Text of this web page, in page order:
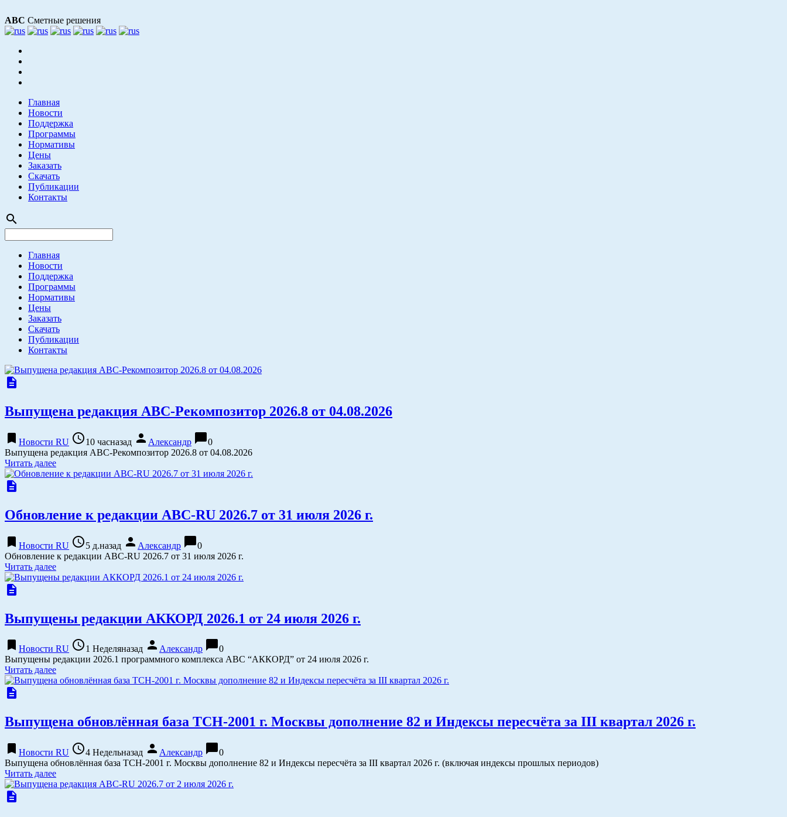
АВС Сметные решения
Главная
Новости
Поддержка
Программы
Нормативы
Цены
Заказать
Скачать
Публикации
Контакты
search
Главная
Новости
Поддержка
Программы
Нормативы
Цены
Заказать
Скачать
Публикации
Контакты
description
Выпущена редакция АВС-Рекомпозитор 2026.8 от 04.08.2026
bookmark Новости RU access_time10 часназад person Александр chat_bubble0
Выпущена редакция АВС-Рекомпозитор 2026.8 от 04.08.2026
Читать далее
description
Обновление к редакции АВС-RU 2026.7 от 31 июля 2026 г.
bookmark Новости RU access_time5 д.назад person Александр chat_bubble0
Обновление к редакции АВС-RU 2026.7 от 31 июля 2026 г.
Читать далее
description
Выпущены редакции АККОРД 2026.1 от 24 июля 2026 г.
bookmark Новости RU access_time1 Неделяназад person Александр chat_bubble0
Выпущены редакции 2026.1 программного комплекса АВС “АККОРД” от 24 июля 2026 г.
Читать далее
description
Выпущена обновлённая база ТСН-2001 г. Москвы дополнение 82 и Индексы пересчёта за III квартал 2026 г.
bookmark Новости RU access_time4 Недельназад person Александр chat_bubble0
Выпущена обновлённая база ТСН-2001 г. Москвы дополнение 82 и Индексы пересчёта за III квартал 2026 г. (включая индексы прошлых периодов)
Читать далее
description